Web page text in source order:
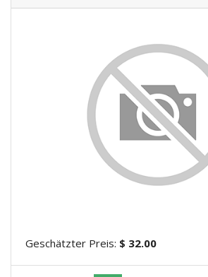
Geschätzter Preis: $ 32.00